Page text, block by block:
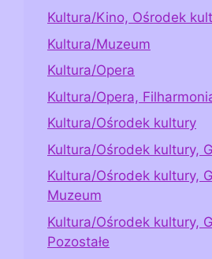
Kultura/Kino, Ośrodek
Kultura/Muzeum
Kultura/Opera
Kultura/Opera,
Kultura/Ośrodek kultury
Kultura/Ośrodek kultury,
Kultura/Ośrodek kultury,
Muzeum
Kultura/Ośrodek kultury,
Pozostałe